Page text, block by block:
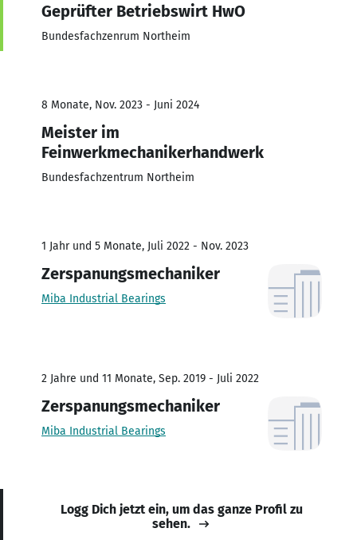
Geprüfter Betriebswirt HwO
Bundesfachzenrum Northeim
8 Monate, Nov. 2023 - Juni 2024
Meister im
Feinwerkmechanikerhandwerk
Bundesfachzentrum Northeim
1 Jahr und 5 Monate, Juli 2022 - Nov. 2023
Zerspanungsmechaniker
Miba Industrial Bearings
2 Jahre und 11 Monate, Sep. 2019 - Juli 2022
Zerspanungsmechaniker
Miba Industrial Bearings
Logg Dich jetzt ein, um das ganze Profil zu
sehen.